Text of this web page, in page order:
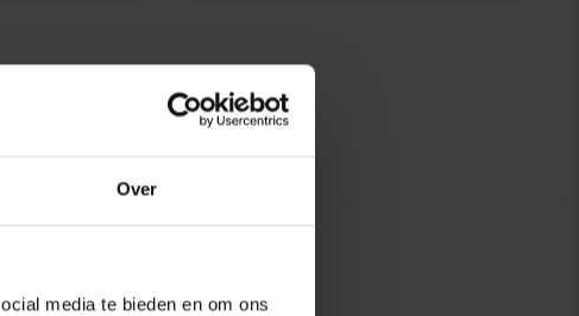
Over
media te bieden en om ons